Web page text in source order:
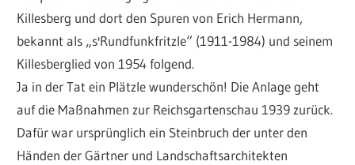
Killesberg und dort den Spuren von Erich Hermann,
bekannt als „s'Rundfunkfritzle“ (1911-1984) und seinem
Killesberglied von 1954 folgend.
Ja in der Tat ein Plätzle wunderschön! Die Anlage geht
auf die Maßnahmen zur Reichsgartenschau 1939 zurück.
Dafür war ursprünglich ein Steinbruch der unter den
Händen der Gärtner und Landschaftsarchitekten